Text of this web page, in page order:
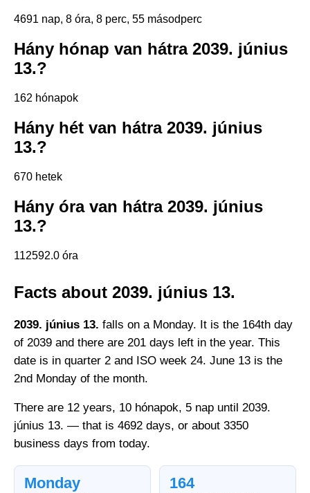
4691 nap, 8 óra, 8 perc, 55 másodperc
Hány hónap van hátra 2039. június
13.?
162 hónapok
Hány hét van hátra 2039. június
13.?
670 hetek
Hány óra van hátra 2039. június
13.?
112592.0 óra
Facts about 2039. június 13.
2039. június 13. falls on a Monday. It is the 164th day
of 2039 and there are 201 days left in the year. This
date is in quarter 2 and ISO week 24. June 13 is the
2nd Monday of the month.
There are 12 years, 10 hónapok, 5 nap until 2039.
június 13. — that is 4692 days, or about 3350
business days from today.
Monday 164